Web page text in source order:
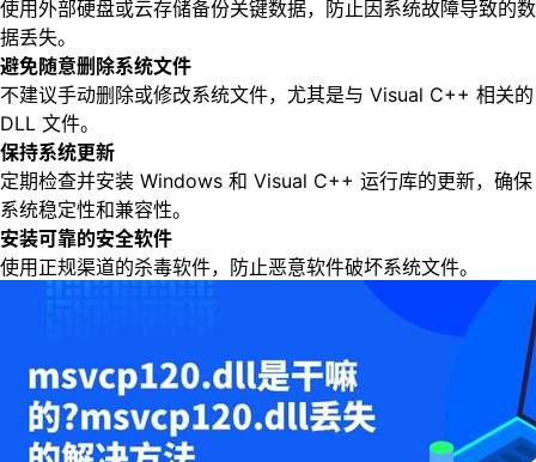
使用外部硬盘或云存储备份关键数据，防止因系统故障导致的数
据丢失。
避免随意删除系统文件
不建议手动删除或修改系统文件，尤其是与 Visual C++ 相关的
DLL 文件。
保持系统更新
定期检查并安装 Windows 和 Visual C++ 运行库的更新，确保
系统稳定性和兼容性。
安装可靠的安全软件
使用正规渠道的杀毒软件，防止恶意软件破坏系统文件。